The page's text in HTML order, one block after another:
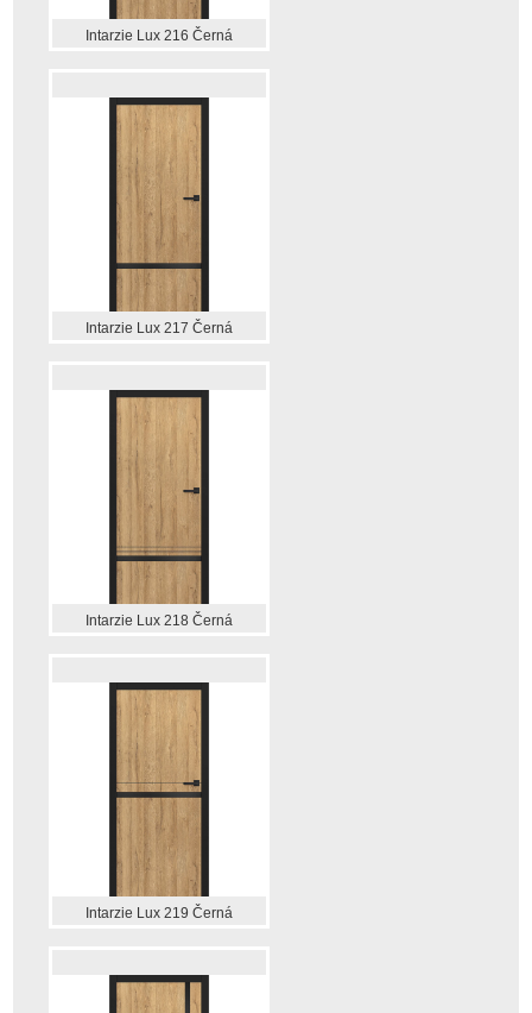
Intarzie Lux 216 Černá
Intarzie Lux 217 Černá
Intarzie Lux 218 Černá
Intarzie Lux 219 Černá